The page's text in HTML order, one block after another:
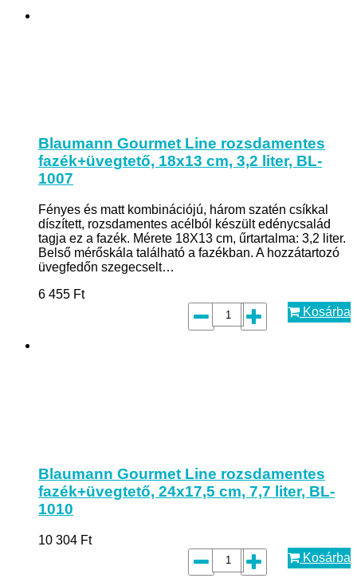
Blaumann Gourmet Line rozsdamentes
fazék+üvegtető, 18x13 cm, 3,2 liter, BL-
1007
Fényes és matt kombinációjú, három szatén csíkkal
díszített, rozsdamentes acélból készült edénycsalád
tagja ez a fazék. Mérete 18X13 cm, űrtartalma: 3,2 liter.
Belső mérőskála található a fazékban. A hozzátartozó
üvegfedőn szegecselt…
6 455 Ft
Kosárba
Blaumann Gourmet Line rozsdamentes
fazék+üvegtető, 24x17,5 cm, 7,7 liter, BL-
1010
10 304 Ft
Kosárba